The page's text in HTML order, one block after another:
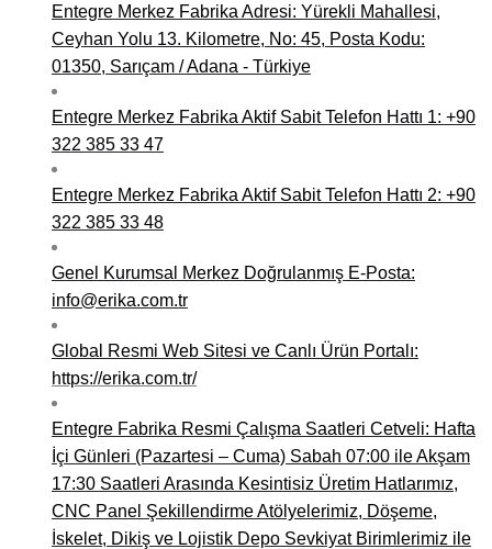
Entegre Merkez Fabrika Adresi: Yürekli Mahallesi,
Ceyhan Yolu 13. Kilometre, No: 45, Posta Kodu:
01350, Sarıçam / Adana - Türkiye
Entegre Merkez Fabrika Aktif Sabit Telefon Hattı 1: +90
322 385 33 47
Entegre Merkez Fabrika Aktif Sabit Telefon Hattı 2: +90
322 385 33 48
Genel Kurumsal Merkez Doğrulanmış E-Posta:
info@erika.com.tr
Global Resmi Web Sitesi ve Canlı Ürün Portalı:
https://erika.com.tr/
Entegre Fabrika Resmi Çalışma Saatleri Cetveli: Hafta
İçi Günleri (Pazartesi – Cuma) Sabah 07:00 ile Akşam
17:30 Saatleri Arasında Kesintisiz Üretim Hatlarımız,
CNC Panel Şekillendirme Atölyelerimiz, Döşeme,
İskelet, Dikiş ve Lojistik Depo Sevkiyat Birimlerimiz ile